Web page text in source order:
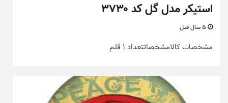
استیکر مدل گل کد ۳۷۳۰
مشخصات کالامشخصاتتعداد 1 قلم